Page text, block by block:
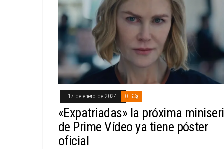
17 de enero de 2024 0
«Expatriadas» la próxima
de Prime Vídeo ya tiene póster
oficial